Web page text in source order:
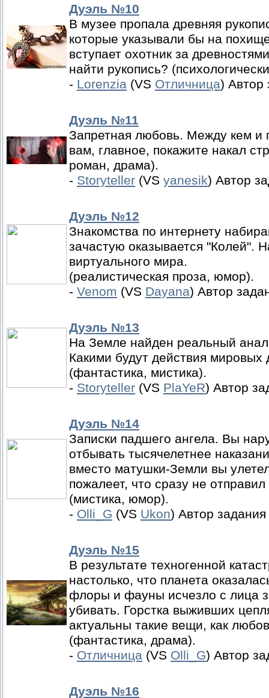
Дуэль №10
В музее пропала древняя
которые указывали бы на
вступает охотник за
найти рукопись?
- Lorenzia (VS Отличница) Автор
Дуэль №11
Запретная любовь. Между кем и
вам, главное, покажите накал
роман, драма).
- Storyteller (VS yanesik) Автор
Дуэль №12
Знакомства по интернету
зачастую оказывается "Колей".
виртуального мира.
(реалистическая проза, юмор).
- Venom (VS Dayana) Автор
Дуэль №13
На Земле найден реальный
Какими будут действия
(фантастика, мистика).
- Storyteller (VS PlaYeR) Автор
Дуэль №14
Записки падшего ангела. Вы
отбывать тысячелетнее
вместо матушки-Земли вы
пожалеет, что сразу не
(мистика, юмор).
- Olli_G (VS Ukon) Автор
Дуэль №15
В результате техногенной
настолько, что планета
флоры и фауны исчезло с лица
убивать. Горстка выживших
актуальны такие вещи, как
(фантастика, драма).
- Отличница (VS Olli_G) Автор
Дуэль №16